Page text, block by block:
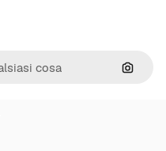
Cerca